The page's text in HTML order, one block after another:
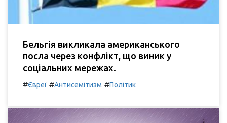
Бельгія викликала американського
посла через конфлікт, що виник у
соціальних мережах.
#Євреї #Антисемітизм #Політик